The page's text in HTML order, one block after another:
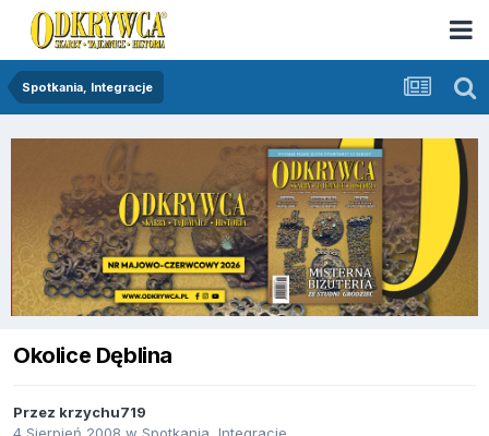
Spotkania, Integracje
Okolice Dęblina
Przez krzychu719